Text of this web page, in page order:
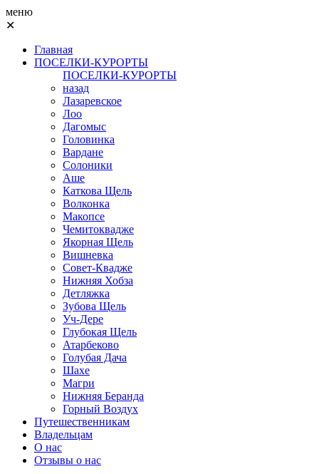
меню
✕
Главная
ПОСЕЛКИ-КУРОРТЫ
ПОСЕЛКИ-КУРОРТЫ
назад
Лазаревское
Лоо
Дагомыс
Головинка
Вардане
Солоники
Аше
Каткова Щель
Волконка
Макопсе
Чемитоквадже
Якорная Щель
Вишневка
Совет-Квадже
Нижняя Хобза
Детляжка
Зубова Щель
Уч-Дере
Глубокая Щель
Атарбеково
Голубая Дача
Шахе
Магри
Нижняя Беранда
Горный Воздух
Путешественникам
Владельцам
О нас
Отзывы о нас